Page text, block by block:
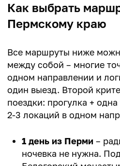
Как выбрать
Пермскому краю
Все маршруты ниже
между собой – многие
одном направлении и
один выезд. Второй
поездки: прогулка +
2-3 локаций в одном
1 день из Перми –
ночевка не нужна.